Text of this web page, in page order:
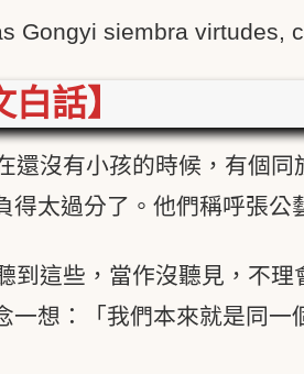
Gongyi siembra virtudes,
白話】
還沒有小孩的時候，有個
得太過分了。他們稱呼張公
到這些，當作沒聽見，不
一想：「我們本來就是同